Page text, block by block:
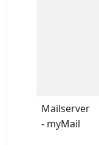
Mailserver
- myMail